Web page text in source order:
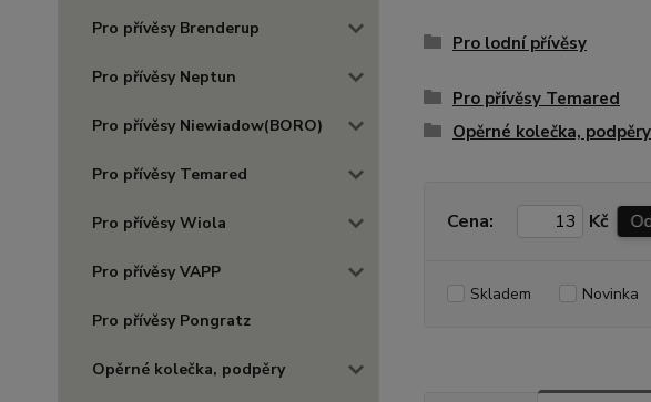
Pro přívěsy Brenderup
Pro přívěsy Neptun
Pro přívěsy Niewiadow(BORO)
Pro přívěsy Temared
Pro přívěsy Wiola
Pro přívěsy VAPP
Pro přívěsy Pongratz
Opěrné kolečka, podpěry
Pro lodní přívěsy
Pro přívěsy Temared
Opěrné kolečka, podpěry
Cena: Kč
Skladem Novinka